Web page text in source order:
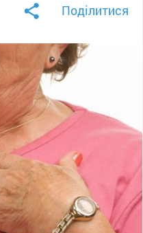
Поділитися